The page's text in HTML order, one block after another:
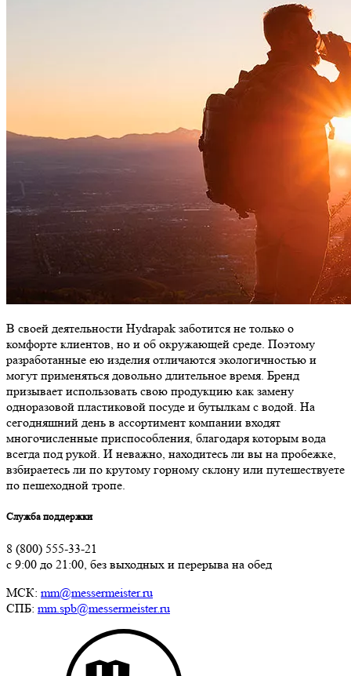
В своей деятельности Hydrapak заботится не только о
комфорте клиентов, но и об окружающей среде. Поэтому
разработанные ею изделия отличаются экологичностью и
могут применяться довольно длительное время. Бренд
призывает использовать свою продукцию как замену
одноразовой пластиковой посуде и бутылкам с водой. На
сегодняшний день в ассортимент компании входят
многочисленные приспособления, благодаря которым вода
всегда под рукой. И неважно, находитесь ли вы на пробежке,
взбираетесь ли по крутому горному склону или путешествуете
по пешеходной тропе.
Служба поддержки
8 (800) 555-33-21
с 9:00 до 21:00, без выходных и перерыва на обед
МСК: mm@messermeister.ru
СПБ: mm.spb@messermeister.ru